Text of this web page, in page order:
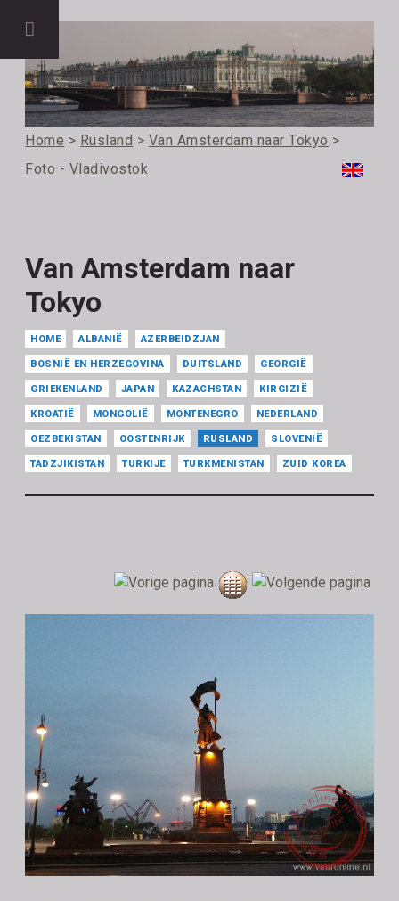
Home > Rusland > Van Amsterdam naar Tokyo >
Foto - Vladivostok
Van Amsterdam naar
Tokyo
HOME ALBANIË AZERBEIDZJAN
BOSNIË EN HERZEGOVINA DUITSLAND GEORGIË
GRIEKENLAND JAPAN KAZACHSTAN KIRGIZIË
KROATIË MONGOLIË MONTENEGRO NEDERLAND
OEZBEKISTAN OOSTENRIJK RUSLAND SLOVENIË
TADZJIKISTAN TURKIJE TURKMENISTAN ZUID KOREA